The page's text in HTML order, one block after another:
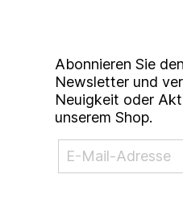
Abonnieren Sie
Newsletter und
Neuigkeit oder
unserem Shop.